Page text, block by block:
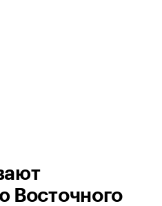
Восточного